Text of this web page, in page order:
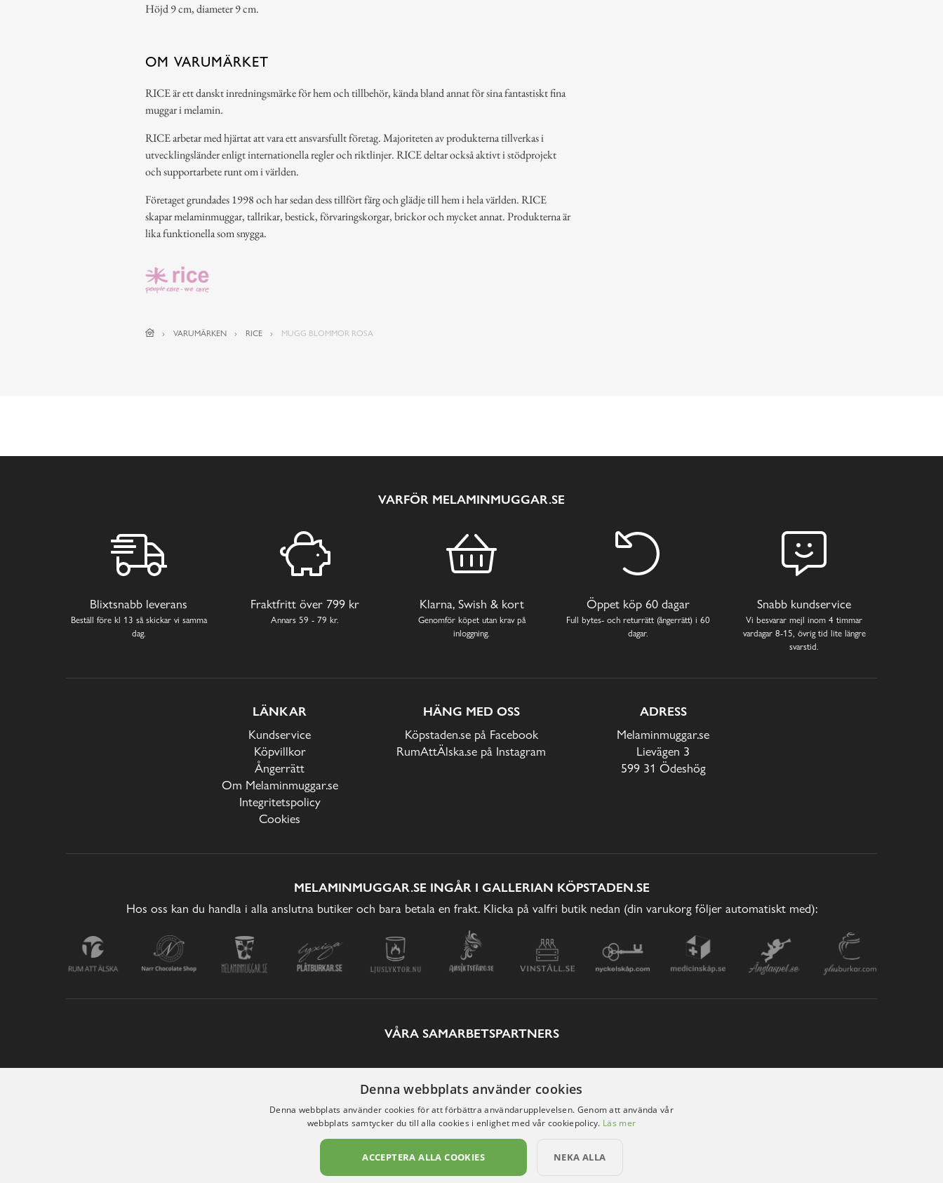
Höjd 9 cm, diameter 9 cm.
OM VARUMÄRKET
RICE är ett danskt inredningsmärke för hem och tillbehör, kända bland annat för sina fantastiskt fina
muggar i melamin.
RICE arbetar med hjärtat att vara ett ansvarsfullt företag. Majoriteten av produkterna tillverkas i
utvecklingsländer enligt internationella regler och riktlinjer. RICE deltar också aktivt i stödprojekt
och supportarbete runt om i världen.
Företaget grundades 1998 och har sedan dess tillfört färg och glädje till hem i hela världen. RICE
skapar melaminmuggar, tallrikar, bestick, förvaringskorgar, brickor och mycket annat. Produkterna är
lika funktionella som snygga.
VARUMÄRKEN RICE MUGG BLOMMOR ROSA
VARFÖR MELAMINMUGGAR.SE
Blixtsnabb leverans
Beställ före kl 13 så skickar vi samma
dag.
Fraktfritt över 799 kr
Annars 59 - 79 kr.
Klarna, Swish & kort
Genomför köpet utan krav på
inloggning.
Öppet köp 60 dagar
Full bytes- och returrätt (ångerrätt) i 60
dagar.
Snabb kundservice
Vi besvarar mejl inom 4 timmar
vardagar 8-15, övrig tid lite längre
svarstid.
LÄNKAR
Kundservice
Köpvillkor
Ångerrätt
Om Melaminmuggar.se
Integritetspolicy
Cookies
HÄNG MED OSS
Köpstaden.se på Facebook
RumAttÄlska.se på Instagram
ADRESS
Melaminmuggar.se
Lievägen 3
599 31 Ödeshög
MELAMINMUGGAR.SE INGÅR I GALLERIAN KÖPSTADEN.SE
Hos oss kan du handla i alla anslutna butiker och bara betala en frakt. Klicka på valfri butik nedan (din varukorg följer automatiskt med):
VÅRA SAMARBETSPARTNERS
Denna webbplats använder cookies
Denna webbplats använder cookies för att förbättra användarupplevelsen. Genom att använda vår
webbplats samtycker du till alla cookies i enlighet med vår cookiepolicy. Läs mer
ACCEPTERA ALLA COOKIES NEKA ALLA